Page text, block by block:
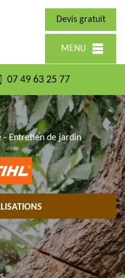
Devis gratuit
MENU
07 49 63 25 77
- Entretien de jardin